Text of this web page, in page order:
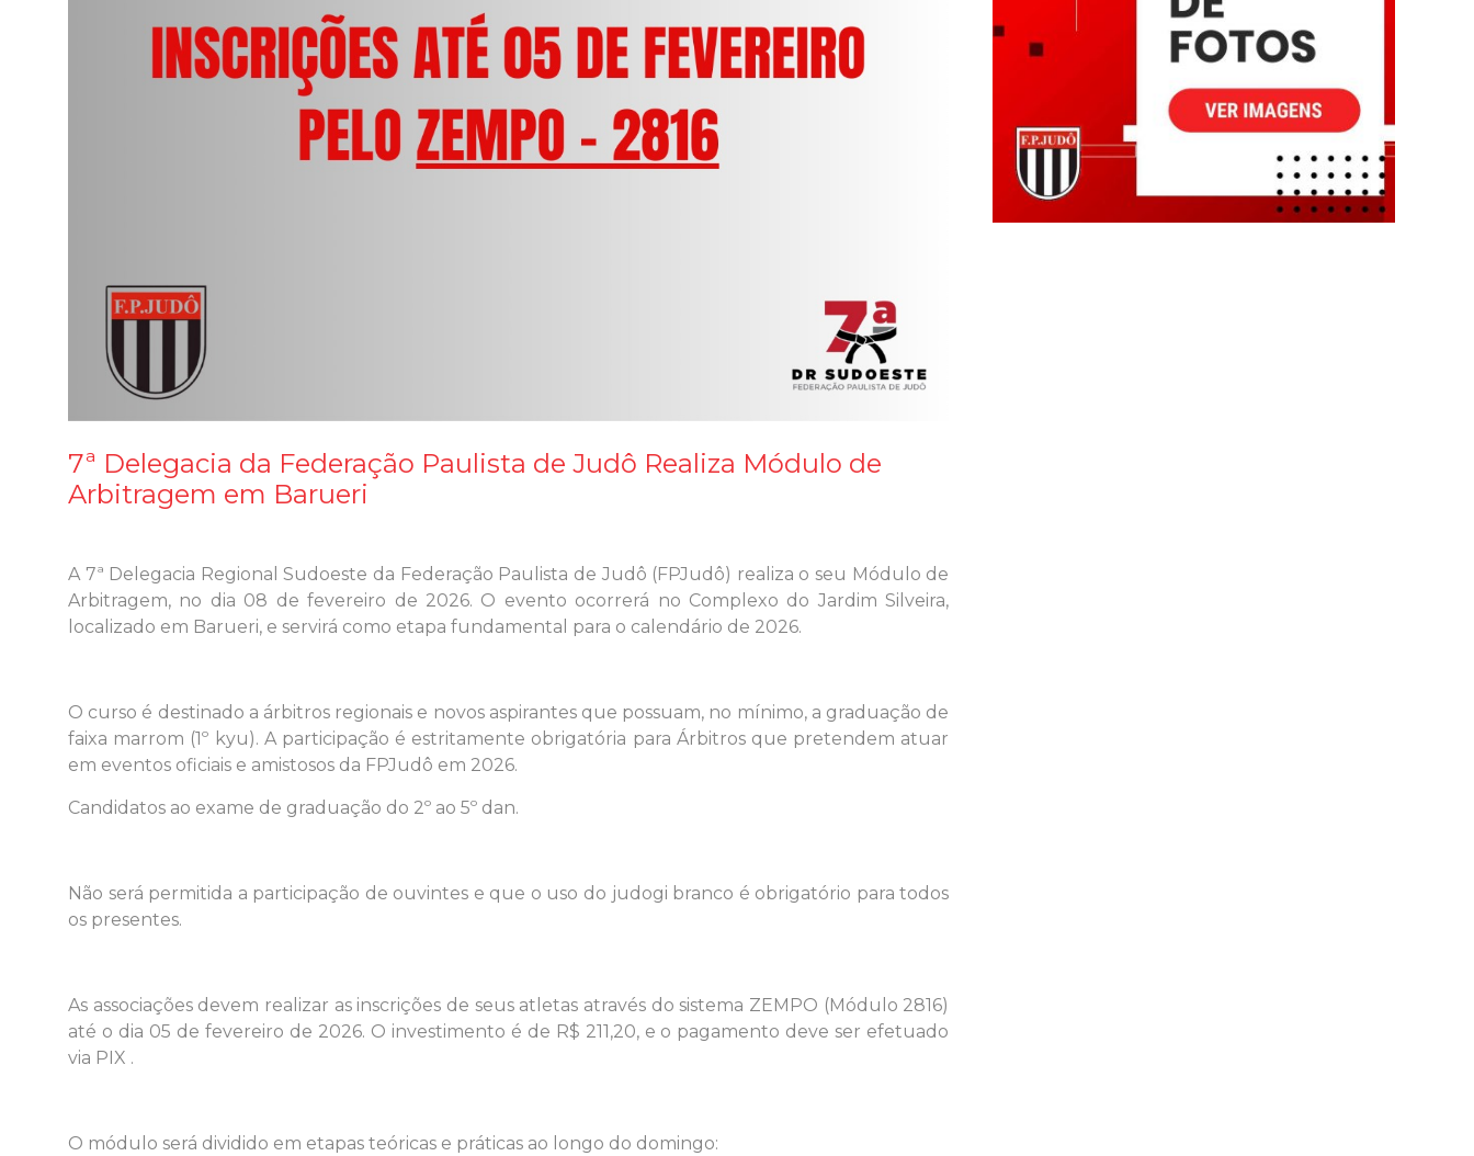
7ª Delegacia da Federação Paulista de Judô Realiza Módulo de
Arbitragem em Barueri
A 7ª Delegacia Regional Sudoeste da Federação Paulista de Judô (FPJudô) realiza o seu Módulo de
Arbitragem, no dia 08 de fevereiro de 2026. O evento ocorrerá no Complexo do Jardim Silveira,
localizado em Barueri, e servirá como etapa fundamental para o calendário de 2026.
O curso é destinado a árbitros regionais e novos aspirantes que possuam, no mínimo, a graduação de
faixa marrom (1º kyu). A participação é estritamente obrigatória para Árbitros que pretendem atuar
em eventos oficiais e amistosos da FPJudô em 2026.
Candidatos ao exame de graduação do 2º ao 5º dan.
Não será permitida a participação de ouvintes e que o uso do judogi branco é obrigatório para todos
os presentes.
As associações devem realizar as inscrições de seus atletas através do sistema ZEMPO (Módulo 2816)
até o dia 05 de fevereiro de 2026. O investimento é de R$ 211,20, e o pagamento deve ser efetuado
via PIX .
O módulo será dividido em etapas teóricas e práticas ao longo do domingo: